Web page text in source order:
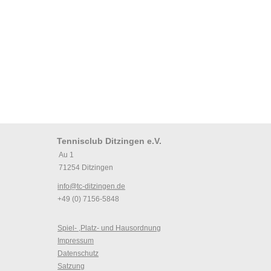
Tennisclub Ditzingen e.V.
Au 1
71254 Ditzingen
info@tc-ditzingen.de
+49 (0) 7156-5848
Spiel- ,Platz- und Hausordnung
Impressum
Datenschutz
Satzung